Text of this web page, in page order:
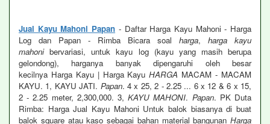
Jual Kayu Mahoni Papan - Daftar Harga Kayu Mahoni - Harga
Log dan Papan - Rimba Bicara soal harga, harga kayu
mahonibervariasi, untuk kayu log (kayu yang masih berupa
gelondong), harganya banyak dipengaruhi oleh besar
kecilnya Harga Kayu | Harga KayuHARGA MACAM - MACAM
KAYU. 1, KAYU JATI. Papan. 4 x 25, 2 - 2.25 ... 6 x 12 & 6 x 15,
2 - 2.25 meter, 2,300,000. 3,KAYU MAHONI. Papan. PK Duta
Rimba: Harga Jual Kayu Mahoni Untuk balok biasanya di buat
balok square atau kaso sebagai bahan material bangunan Harga